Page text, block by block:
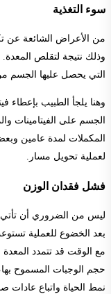
سوء التغذية
من الأعراض الشائعة عن
وذلك نتيجة لتقلص المعدة.
التي يحصل عليها الجسم
وهنا يلجأ الطبيب بإعطاء
الجسم على الفيتامينات
المكملات لمدة عامين
لعملية تحويل مسار.
فشل فقدان الوزن
ليس من الضروري أن تأتي
بعد الخضوع للعملية
مع الوقت قد تتمدد
حجم الوجبات المسموح
نمط الحياة واتباع عادات